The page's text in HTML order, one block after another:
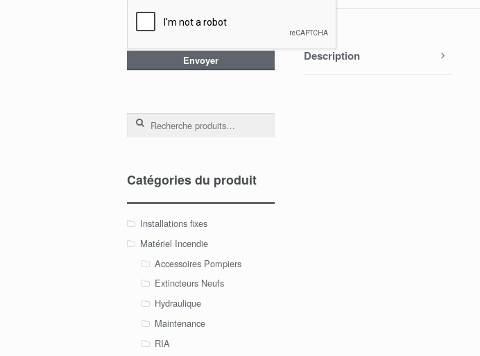
Description
Recherche pour :
Catégories du produit
Installations fixes
Matériel Incendie
Accessoires Pompiers
Extincteurs Neufs
Hydraulique
Maintenance
RIA